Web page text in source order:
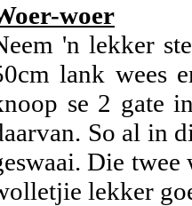
woer
'n lekker
lank wees
se 2 gate
So al in
Die
lekker